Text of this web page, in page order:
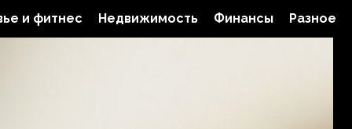
и фитнес Недвижимость Финансы Разное